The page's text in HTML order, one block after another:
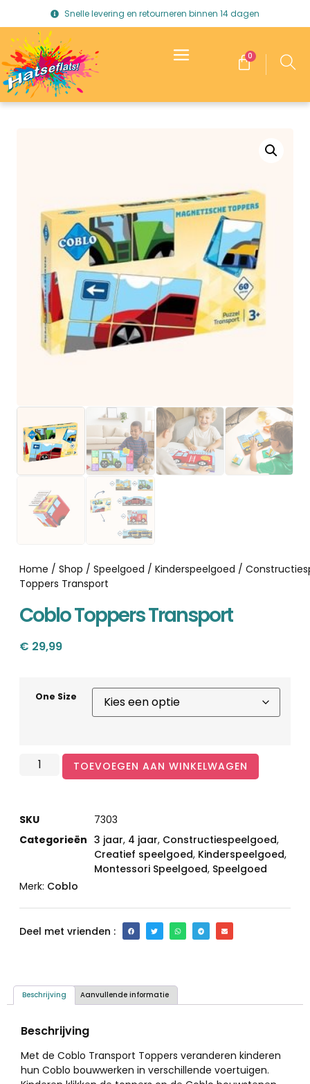
Snelle levering en retourneren binnen 14 dagen
0
Home / Shop / Speelgoed / Kinderspeelgoed /
Toppers Transport
Coblo Toppers Transport
€ 29,99
One Size
TOEVOEGEN AAN WINKELWAGEN
SKU
7303
Categorieën 3 jaar, 4 jaar, Constructiespeelgoed,
Creatief speelgoed, Kinderspeelgoed,
Montessori Speelgoed, Speelgoed
Merk: Coblo
Deel met vrienden :
Beschrijving Aanvullende informatie
Beschrijving
Met de Coblo Transport Toppers veranderen kinderen
hun Coblo bouwwerken in verschillende voertuigen.